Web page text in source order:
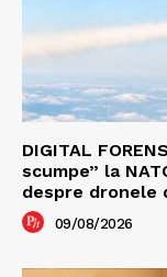
DIGITAL
scumpe” la
despre dronele
09/08/2026